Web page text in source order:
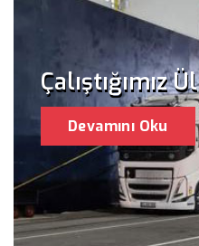
Çalıştığımız
Devamını Oku